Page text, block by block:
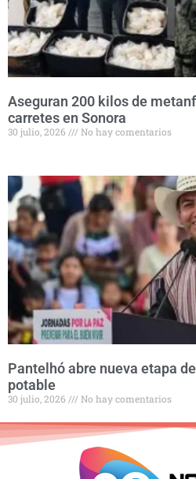
Aseguran 200 kilos de
carretes en Sonora
30 julio, 2026 No hay comentarios
Pantelhó abre nueva etapa
potable
30 julio, 2026 No hay comentarios